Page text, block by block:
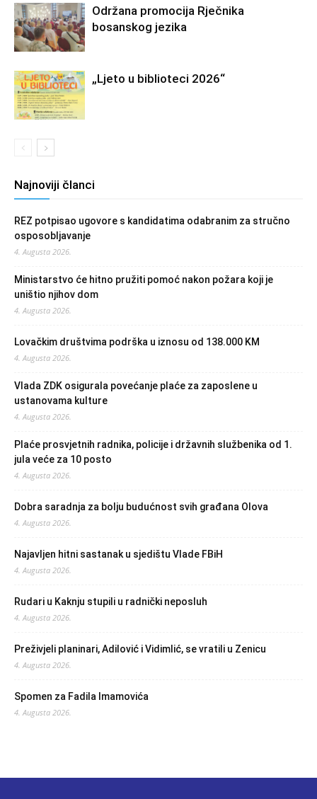
Održana promocija Rječnika
bosanskog jezika
„Ljeto u biblioteci 2026“
Najnoviji članci
REZ potpisao ugovore s kandidatima odabranim za stručno
osposobljavanje
4. Augusta 2026.
Ministarstvo će hitno pružiti pomoć nakon požara koji je
uništio njihov dom
4. Augusta 2026.
Lovačkim društvima podrška u iznosu od 138.000 KM
4. Augusta 2026.
Vlada ZDK osigurala povećanje plaće za zaposlene u
ustanovama kulture
4. Augusta 2026.
Plaće prosvjetnih radnika, policije i državnih službenika od 1.
jula veće za 10 posto
4. Augusta 2026.
Dobra saradnja za bolju budućnost svih građana Olova
4. Augusta 2026.
Najavljen hitni sastanak u sjedištu Vlade FBiH
4. Augusta 2026.
Rudari u Kaknju stupili u radnički neposluh
4. Augusta 2026.
Preživjeli planinari, Adilović i Vidimlić, se vratili u Zenicu
4. Augusta 2026.
Spomen za Fadila Imamovića
4. Augusta 2026.